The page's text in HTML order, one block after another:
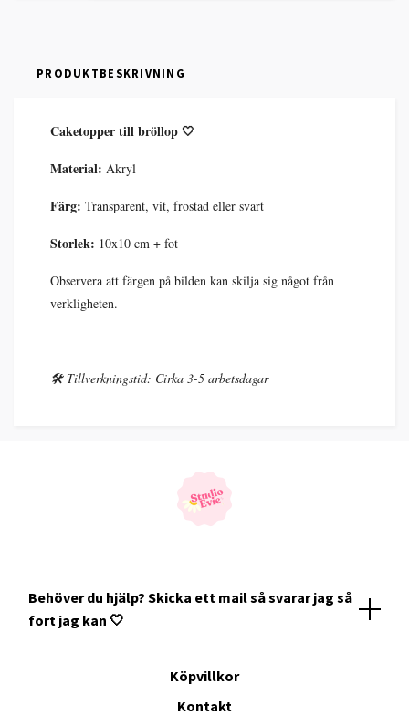
PRODUKTBESKRIVNING
Caketopper till bröllop 🤍
Material: Akryl
Färg: Transparent, vit, frostad eller svart
Storlek: 10x10 cm + fot
Observera att färgen på bilden kan skilja sig något från
verkligheten.
🛠️ Tillverkningstid: Cirka 3-5 arbetsdagar
Behöver du hjälp? Skicka ett mail så svarar jag så
fort jag kan 🤍
Köpvillkor
Kontakt